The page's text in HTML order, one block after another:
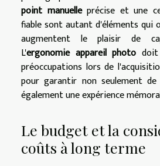
point manuelleprécise et une
fiable sont autant d'éléments qui
augmentent le plaisir de
L'ergonomie appareil photo
préoccupations lors de
pour garantir non seulement
également une expérience
Le budget et la
coûts à long terme